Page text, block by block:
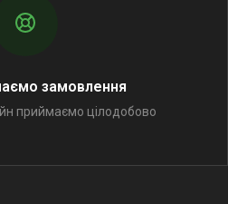
замовлення
приймаємо цілодобово